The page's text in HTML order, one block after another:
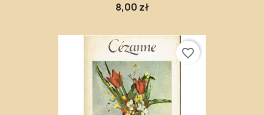
8,00 zł
favorite_border